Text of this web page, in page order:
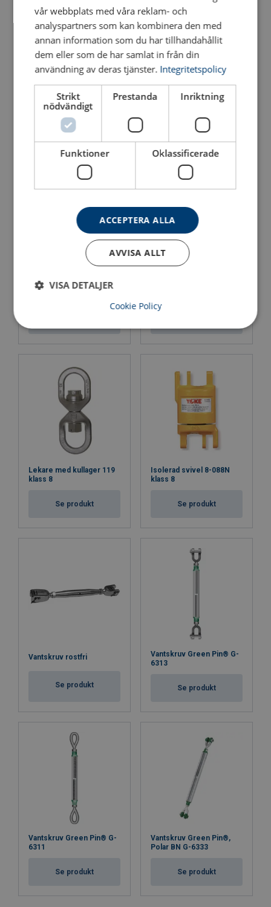
Vantskruv POWERTEX
PRSJ
Se produkt
Kullagerlekare S-2 G/G
Lekare med kullager 119
klass 8
Se produkt
Isolerad svivel 8-088N
klass 8
Se produkt
Vantskruv rostfri
Se produkt
Vantskruv Green Pin® G-
6313
Se produkt
Vantskruv Green Pin® G-
6311
Se produkt
Vantskruv Green Pin®,
Polar BN G-6333
Se produkt
vår webbplats med våra reklam- och
analyspartners som kan kombinera den med
annan information som du har tillhandahållit
dem eller som de har samlat in från din
användning av deras tjänster. Integritetspolicy
Strikt
nödvändigt
Prestanda Inriktning
Funktioner Oklassificerade
ACCEPTERA ALLA
AVVISA ALLT
VISA DETALJER
Cookie Policy